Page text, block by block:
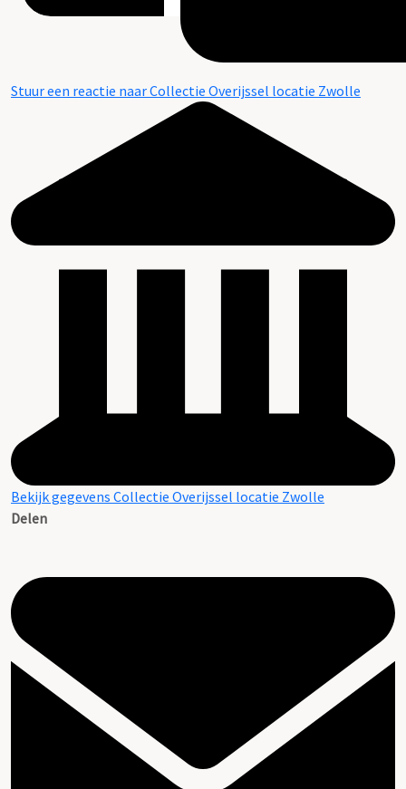
Stuur een reactie naar Collectie Overijssel locatie Zwolle
Bekijk gegevens Collectie Overijssel locatie Zwolle
Delen